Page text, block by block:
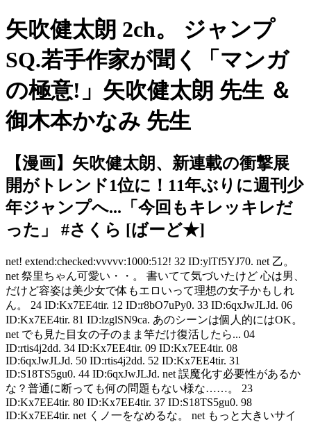
矢吹健太朗 2ch。 ジャンプ
SQ.若手作家が聞く「マンガ
の極意!」矢吹健太朗 先生 ＆
御木本かなみ 先生
【漫画】矢吹健太朗、新連載の衝撃展
開がトレンド1位に！11年ぶりに週刊少
年ジャンプへ...「今回もキレッキレだ
った」 #さくら [ばーど★]
net! extend:checked:vvvvv:1000:512! 32 ID:ylTf5YJ70. net 乙。
net 祭里ちゃん可愛い・・。 書いてて気づいたけど 心は男、
だけど容姿は美少女で体もエロいって理想の女子かもしれ
ん。 24 ID:Kx7EE4tir. 12 ID:r8bO7uPy0. 33 ID:6qxJwJLJd. 06
ID:Kx7EE4tir. 81 ID:lzglSN9ca. あのシーンは個人的にはOK。
net でも見た目女の子のまま竿だけ復活したら... 04
ID:rtis4j2dd. 34 ID:Kx7EE4tir. 09 ID:Kx7EE4tir. 08
ID:6qxJwJLJd. 50 ID:rtis4j2dd. 52 ID:Kx7EE4tir. 31
ID:S18TS5gu0. 44 ID:6qxJwJLJd. net 誤魔化す必要性があるか
な？普通に断っても何の問題もない様な……。 23
ID:Kx7EE4tir. 80 ID:Kx7EE4tir. 37 ID:S18TS5gu0. 98
ID:Kx7EE4tir. net くノ一をなめるな。 net もっと大きいサイ